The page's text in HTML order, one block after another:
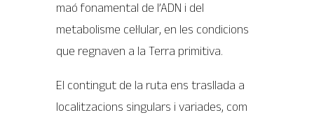
maó fonamental de l’ADN i del
metabolisme cel·lular, en les condicions
que regnaven a la Terra primitiva.
El contingut de la ruta ens trasllada a
localitzacions singulars i variades, com